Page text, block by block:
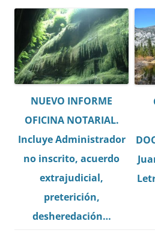
NUEVO INFORME
OFICINA NOTARIAL.
Incluye Administrador
no inscrito, acuerdo
extrajudicial,
preterición,
desheredación…